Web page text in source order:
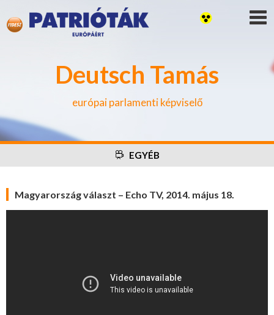
Deutsch Tamás
európai parlamenti képviselő
EGYÉB
Magyarország választ – Echo TV, 2014. május 18.